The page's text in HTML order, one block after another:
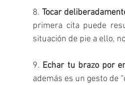
8. Tocar
primera cita puede
situación de pie a ello,
9. Echar tu brazo por
además es un gesto de